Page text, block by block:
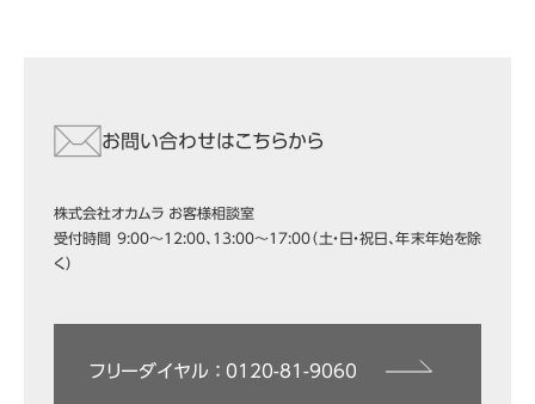
お問い合わせはこちらから
株式会社オカムラ お客様相談室
受付時間 9:00～12:00、13:00～17:00（土・日・祝日、年末年始を除
く）
フリーダイヤル ： 0120-81-9060